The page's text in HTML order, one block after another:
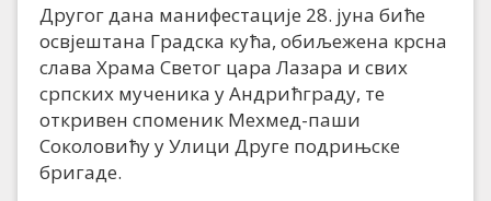
Другог дана манифестације 28. јуна биће
освјештана Градска кућа, обиљежена крсна
слава Храма Светог цара Лазара и свих
српских мученика у Андрићграду, те
откривен споменик Мехмед-паши
Соколовићу у Улици Друге подрињске
бригаде.